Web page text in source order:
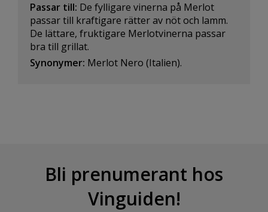
Passar till: De fylligare vinerna på Merlot
passar till kraftigare rätter av nöt och lamm.
De lättare, fruktigare Merlotvinerna passar
bra till grillat.
Synonymer: Merlot Nero (Italien).
Bli prenumerant hos
Vinguiden!